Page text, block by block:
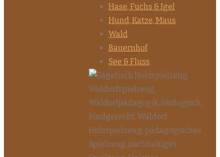
Hase, Fuchs & Igel
Hund, Katze, Maus
Wald
Bauernhof
See & Fluss